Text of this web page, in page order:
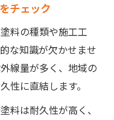
チェック
料の種類や施工工
な知識が欠かせませ
線量が多く、地域の
性に直結します。
料は耐久性が高く、